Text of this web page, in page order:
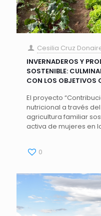
Cesilia Cruz
INVERNADEROS Y
SOSTENIBLE:
CON LOS OBJETIVOS
El proyecto
nutricional a través
agricultura familiar
activa de mujeres en
0